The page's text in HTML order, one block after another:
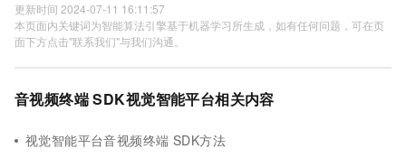
更新时间 2024-07-11 16:11:57
本页面内关键词为智能算法引擎基于机器学习所生成，如有任何问题，可在页
面下方点击"联系我们"与我们沟通。
音视频终端 SDK视觉智能平台相关内容
视觉智能平台音视频终端 SDK方法